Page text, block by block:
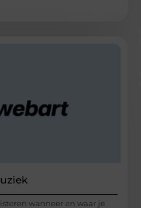
wanneer en waar je